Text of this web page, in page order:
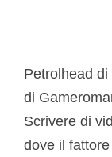
Petrolhead
di
Scrivere di
dove il